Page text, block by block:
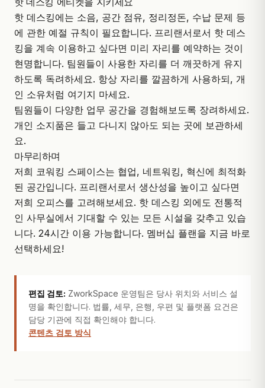
핫 데스킹에는 소음, 공간 점유, 정리정돈, 수납 문제 등
에 관한 예절 규칙이 필요합니다. 프리랜서로서 핫 데스
킹을 계속 이용하고 싶다면 미리 자리를 예약하는 것이
현명합니다. 팀원들이 사용한 자리를 더 깨끗하게 유지
하도록 독려하세요. 항상 자리를 깔끔하게 사용하되, 개
인 소유처럼 여기지 마세요.
팀원들이 다양한 업무 공간을 경험해보도록 장려하세요.
개인 소지품은 들고 다니지 않아도 되는 곳에 보관하세
요.
마무리하며
저희 코워킹 스페이스는 협업, 네트워킹, 혁신에 최적화
된 공간입니다. 프리랜서로서 생산성을 높이고 싶다면
저희 오피스를 고려해보세요. 핫 데스킹 외에도 전통적
인 사무실에서 기대할 수 있는 모든 시설을 갖추고 있습
니다. 24시간 이용 가능합니다. 멤버십 플랜을 지금 바로
선택하세요!
편집 검토: ZworkSpace 운영팀은 당사 위치와 서비스 설
명을 확인합니다. 법률, 세무, 은행, 우편 및 플랫폼 요건은
담당 기관에 직접 확인해야 합니다.
콘텐츠 검토 방식